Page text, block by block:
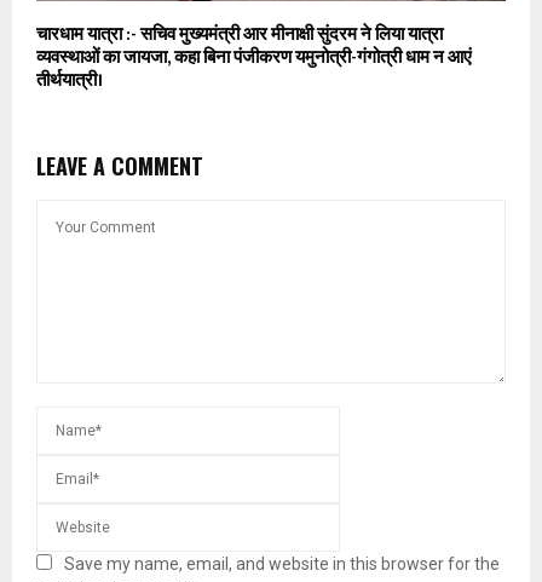
चारधाम यात्रा :- सचिव मुख्यमंत्री आर मीनाक्षी सुंदरम ने लिया यात्रा
व्यवस्थाओं का जायजा, कहा बिना पंजीकरण यमुनोत्री-गंगोत्री धाम न आएं
तीर्थयात्री।
LEAVE A COMMENT
Save my name, email, and website in this browser for the